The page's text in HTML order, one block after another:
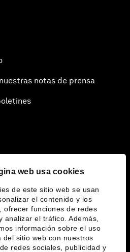
web usa cookies
de este sitio web se usan
el contenido y los
ofrecer funciones de redes
analizar el tráfico. Además,
información sobre el uso
del sitio web con nuestros
redes sociales, publicidad y
notas de prensa